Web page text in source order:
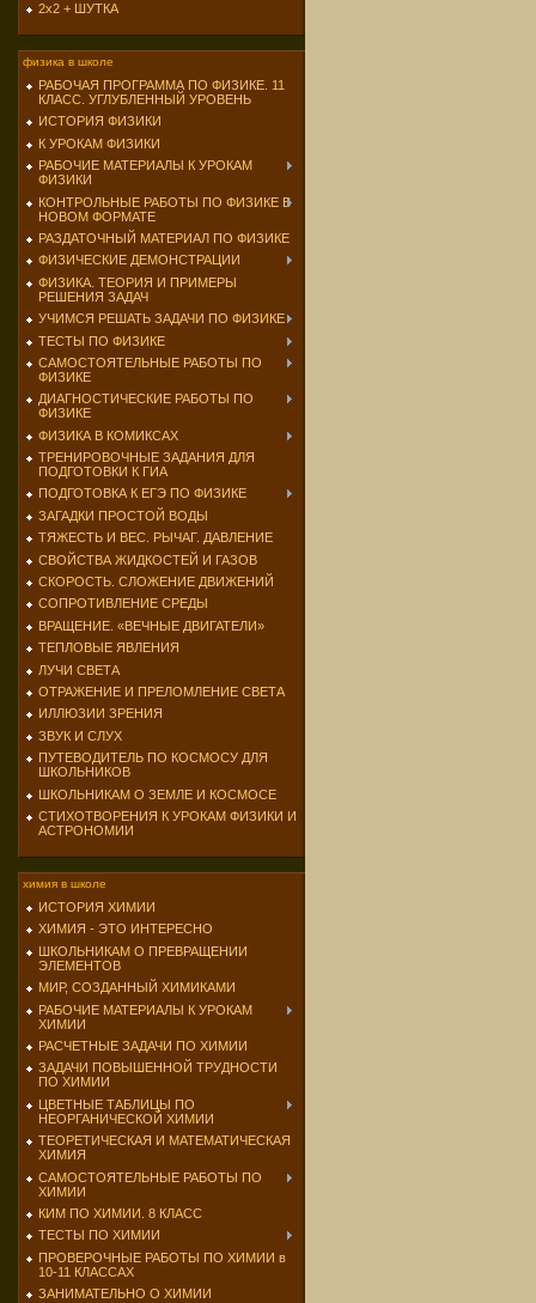
2х2 + ШУТКА
физика в школе
РАБОЧАЯ ПРОГРАММА ПО ФИЗИКЕ. 11
КЛАСС. УГЛУБЛЕННЫЙ УРОВЕНЬ
ИСТОРИЯ ФИЗИКИ
К УРОКАМ ФИЗИКИ
РАБОЧИЕ МАТЕРИАЛЫ К УРОКАМ
ФИЗИКИ
КОНТРОЛЬНЫЕ РАБОТЫ ПО ФИЗИКЕ В
НОВОМ ФОРМАТЕ
РАЗДАТОЧНЫЙ МАТЕРИАЛ ПО ФИЗИКЕ
ФИЗИЧЕСКИЕ ДЕМОНСТРАЦИИ
ФИЗИКА. ТЕОРИЯ И ПРИМЕРЫ
РЕШЕНИЯ ЗАДАЧ
УЧИМСЯ РЕШАТЬ ЗАДАЧИ ПО ФИЗИКЕ
ТЕСТЫ ПО ФИЗИКЕ
САМОСТОЯТЕЛЬНЫЕ РАБОТЫ ПО
ФИЗИКЕ
ДИАГНОСТИЧЕСКИЕ РАБОТЫ ПО
ФИЗИКЕ
ФИЗИКА В КОМИКСАХ
ТРЕНИРОВОЧНЫЕ ЗАДАНИЯ ДЛЯ
ПОДГОТОВКИ К ГИА
ПОДГОТОВКА К ЕГЭ ПО ФИЗИКЕ
ЗАГАДКИ ПРОСТОЙ ВОДЫ
ТЯЖЕСТЬ И ВЕС. РЫЧАГ. ДАВЛЕНИЕ
СВОЙСТВА ЖИДКОСТЕЙ И ГАЗОВ
СКОРОСТЬ. СЛОЖЕНИЕ ДВИЖЕНИЙ
СОПРОТИВЛЕНИЕ СРЕДЫ
ВРАЩЕНИЕ. «ВЕЧНЫЕ ДВИГАТЕЛИ»
ТЕПЛОВЫЕ ЯВЛЕНИЯ
ЛУЧИ СВЕТА
ОТРАЖЕНИЕ И ПРЕЛОМЛЕНИЕ СВЕТА
ИЛЛЮЗИИ ЗРЕНИЯ
ЗВУК И СЛУХ
ПУТЕВОДИТЕЛЬ ПО КОСМОСУ ДЛЯ
ШКОЛЬНИКОВ
ШКОЛЬНИКАМ О ЗЕМЛЕ И КОСМОСЕ
СТИХОТВОРЕНИЯ К УРОКАМ ФИЗИКИ И
АСТРОНОМИИ
химия в школе
ИСТОРИЯ ХИМИИ
ХИМИЯ - ЭТО ИНТЕРЕСНО
ШКОЛЬНИКАМ О ПРЕВРАЩЕНИИ
ЭЛЕМЕНТОВ
МИР, СОЗДАННЫЙ ХИМИКАМИ
РАБОЧИЕ МАТЕРИАЛЫ К УРОКАМ
ХИМИИ
РАСЧЕТНЫЕ ЗАДАЧИ ПО ХИМИИ
ЗАДАЧИ ПОВЫШЕННОЙ ТРУДНОСТИ
ПО ХИМИИ
ЦВЕТНЫЕ ТАБЛИЦЫ ПО
НЕОРГАНИЧЕСКОЙ ХИМИИ
ТЕОРЕТИЧЕСКАЯ И МАТЕМАТИЧЕСКАЯ
ХИМИЯ
САМОСТОЯТЕЛЬНЫЕ РАБОТЫ ПО
ХИМИИ
КИМ ПО ХИМИИ. 8 КЛАСС
ТЕСТЫ ПО ХИМИИ
ПРОВЕРОЧНЫЕ РАБОТЫ ПО ХИМИИ в
10-11 КЛАССАХ
ЗАНИМАТЕЛЬНО О ХИМИИ